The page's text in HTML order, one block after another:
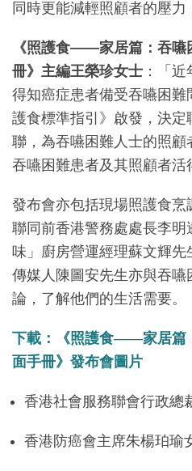
同時更能減輕照顧者的壓力
《照護食——家居篇：吞嚥
冊》主編王榮珍女士 ：「
得知癌症患者備受吞嚥困難
護食標準指引》啟發，決定
聯，為吞嚥困難人士的照
吞嚥困難患者及其照顧者活
發布會亦包括現場照護食烹
聯同前香港警務處處長李明
味」廚房營運經理蘇文輝
傳媒人陳圖安先生亦與吞
論，了解他們的生活需要。
下載：
《照護食——家居篇
面手冊》發布會圖片
香港社會服務聯會行政總
香港防癌會主席朱楊珀瑜